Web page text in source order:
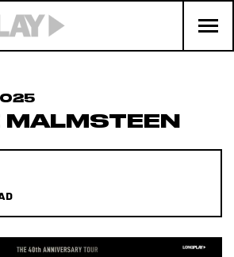
MALMSTEEN